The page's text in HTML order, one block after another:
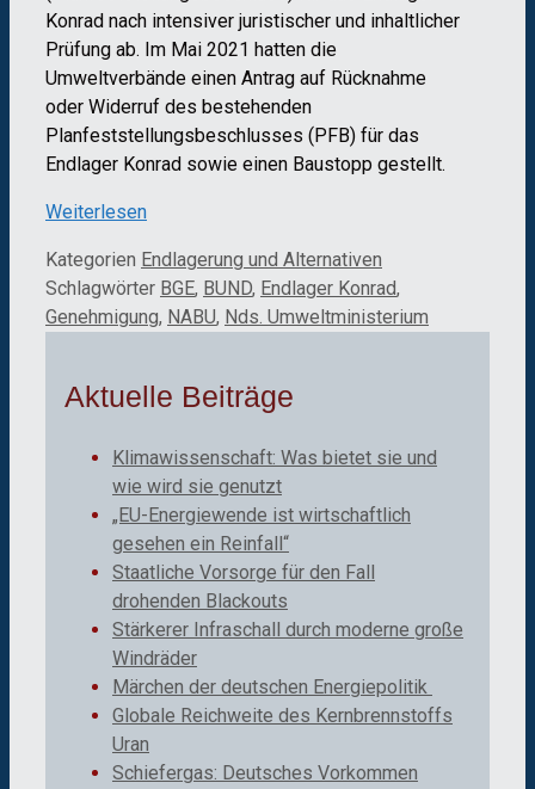
Konrad nach intensiver juristischer und inhaltlicher
Prüfung ab. Im Mai 2021 hatten die
Umweltverbände einen Antrag auf Rücknahme
oder Widerruf des bestehenden
Planfeststellungsbeschlusses (PFB) für das
Endlager Konrad sowie einen Baustopp gestellt.
Weiterlesen
Kategorien Endlagerung und Alternativen
Schlagwörter BGE, BUND, Endlager Konrad,
Genehmigung, NABU, Nds. Umweltministerium
Aktuelle Beiträge
Klimawissenschaft: Was bietet sie und
wie wird sie genutzt
„EU-Energiewende ist wirtschaftlich
gesehen ein Reinfall“
Staatliche Vorsorge für den Fall
drohenden Blackouts
Stärkerer Infraschall durch moderne große
Windräder
Märchen der deutschen Energiepolitik
Globale Reichweite des Kernbrennstoffs
Uran
Schiefergas: Deutsches Vorkommen